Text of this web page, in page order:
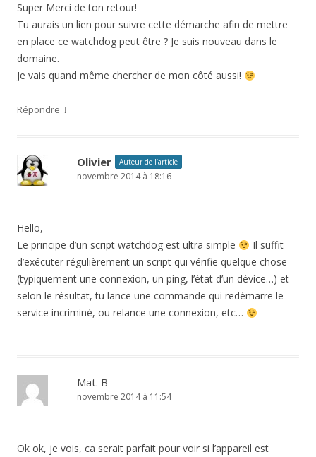
Super Merci de ton retour!
Tu aurais un lien pour suivre cette démarche afin de mettre
en place ce watchdog peut être ? Je suis nouveau dans le
domaine.
Je vais quand même chercher de mon côté aussi!
Répondre ↓
Olivier Auteur de l’article
novembre 2014 à 18:16
Hello,
Le principe d’un script watchdog est ultra simple
Il suffit
d’exécuter régulièrement un script qui vérifie quelque chose
(typiquement une connexion, un ping, l’état d’un dévice…) et
selon le résultat, tu lance une commande qui redémarre le
service incriminé, ou relance une connexion, etc…
Mat. B
novembre 2014 à 11:54
Ok ok, je vois, ca serait parfait pour voir si l’appareil est